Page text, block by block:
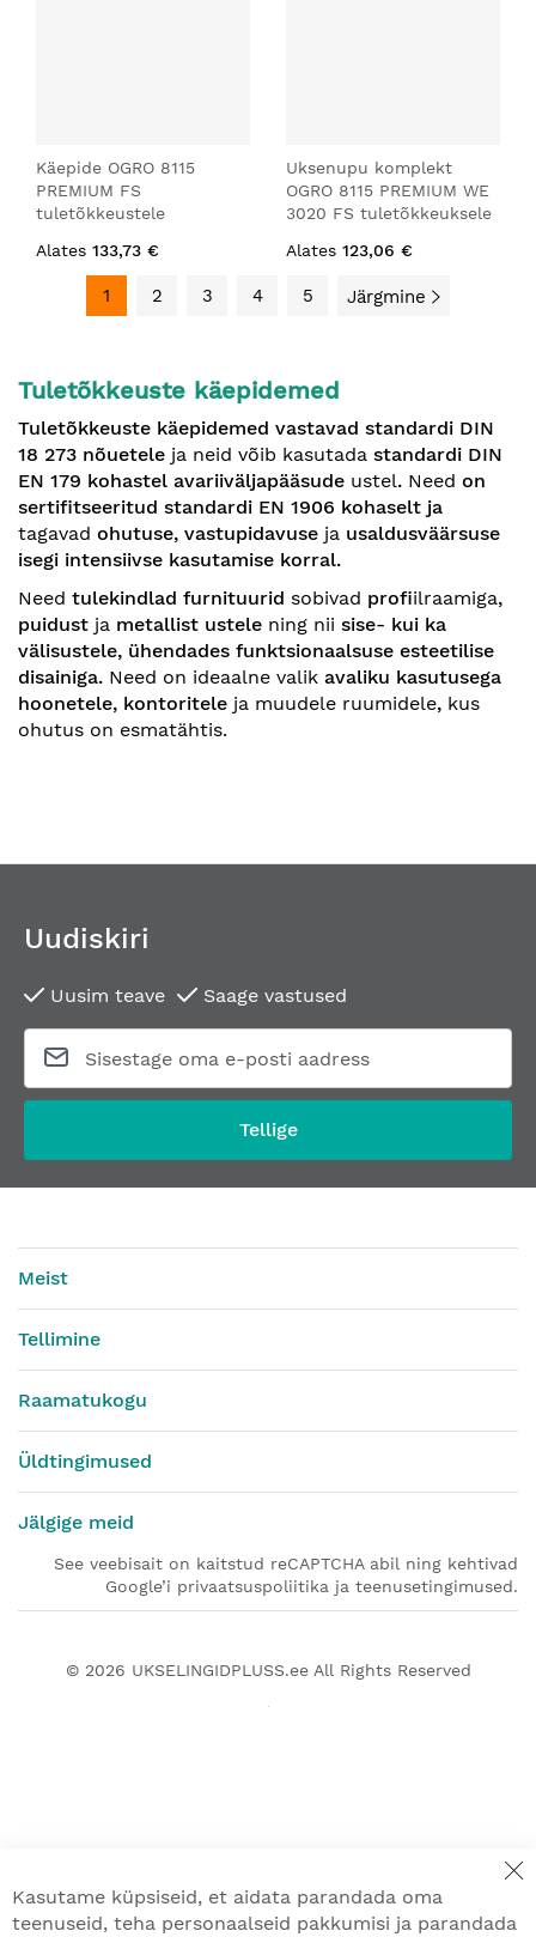
Käepide OGRO 8115
PREMIUM FS
tuletõkkeustele
Alates 133,73 €
Uksenupu komplekt
OGRO 8115 PREMIUM WE
3020 FS tuletõkkeuksele
Alates 123,06 €
1 2 3 4 5 Järgmine
Tuletõkkeuste käepidemed
Tuletõkkeuste käepidemed vastavad standardi DIN
18 273 nõuetele ja neid võib kasutada standardi DIN
EN 179 kohastel avariiväljapääsude ustel. Need on
sertifitseeritud standardi EN 1906 kohaselt ja
tagavad ohutuse, vastupidavuse ja usaldusväärsuse
isegi intensiivse kasutamise korral.
Need tulekindlad furnituurid sobivad profiilraamiga,
puidust ja metallist ustele ning nii sise- kui ka
välisustele, ühendades funktsionaalsuse esteetilise
disainiga. Need on ideaalne valik avaliku kasutusega
hoonetele, kontoritele ja muudele ruumidele, kus
ohutus on esmatähtis.
Uudiskiri
Uusim teave Saage vastused
Tellige
Meist
Tellimine
Raamatukogu
Üldtingimused
Jälgige meid
See veebisait on kaitstud reCAPTCHA abil ning kehtivad
Google’i privaatsuspoliitika ja teenusetingimused.
© 2026 UKSELINGIDPLUSS.eeAll Rights Reserved
Kasutame küpsiseid, et aidata parandada oma
teenuseid, teha personaalseid pakkumisi ja parandada